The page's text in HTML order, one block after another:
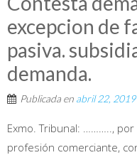
excepcion de
pasiva.
demanda.
Publicada en abril 22, 2019
Exmo. Tribunal: ………..,
profesión comerciante,